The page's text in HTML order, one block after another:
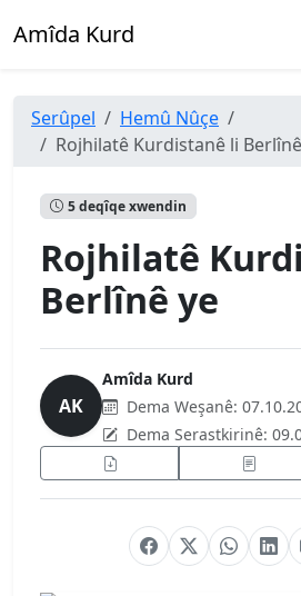
Amîda Kurd
Serûpel
Hemû Nûçe
Rojhilatê Kurdistanê li
5 deqîqe xwendin
Rojhilatê
Berlînê ye
AK
Amîda Kurd
Dema Weşanê:
Dema Serastkirinê: